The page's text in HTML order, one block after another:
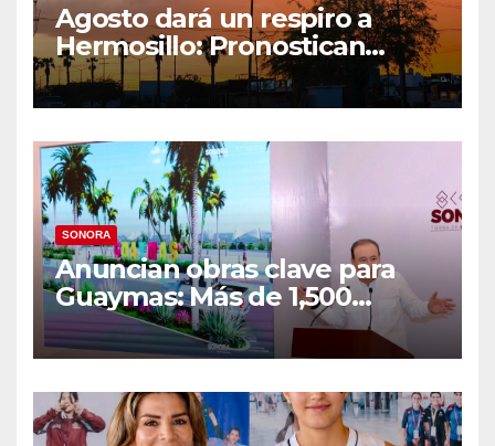
Agosto dará un respiro a
Hermosillo: Pronostican
semana lluviosa y
temperaturas de hasta 34°C
SONORA
Anuncian obras clave para
Guaymas: Más de 1,500
viviendas, modernización del
malecón y nuevo hospital del